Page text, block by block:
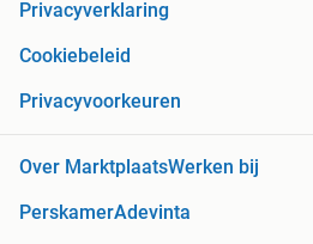
Privacyverklaring
Cookiebeleid
Privacyvoorkeuren
Over MarktplaatsWerken bij
PerskamerAdevinta